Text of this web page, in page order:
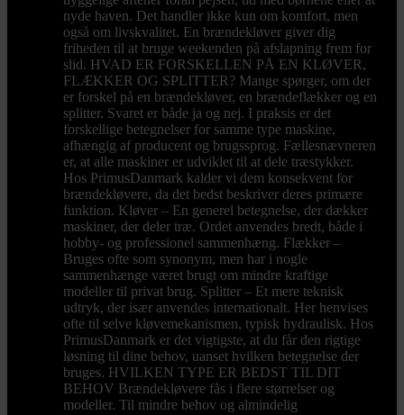
nyde haven. Det handler ikke kun om komfort, men
også om livskvalitet. En brændekløver giver dig
friheden til at bruge weekenden på afslapning frem for
slid. HVAD ER FORSKELLEN PÅ EN KLØVER,
FLÆKKER OG SPLITTER? Mange spørger, om der
er forskel på en brændekløver, en brændeflækker og en
splitter. Svaret er både ja og nej. I praksis er det
forskellige betegnelser for samme type maskine,
afhængig af producent og brugssprog. Fællesnævneren
er, at alle maskiner er udviklet til at dele træstykker.
Hos PrimusDanmark kalder vi dem konsekvent for
brændekløvere, da det bedst beskriver deres primære
funktion. Kløver – En generel betegnelse, der dækker
maskiner, der deler træ. Ordet anvendes bredt, både i
hobby- og professionel sammenhæng. Flækker –
Bruges ofte som synonym, men har i nogle
sammenhænge været brugt om mindre kraftige
modeller til privat brug. Splitter – Et mere teknisk
udtryk, der især anvendes internationalt. Her henvises
ofte til selve kløvemekanismen, typisk hydraulisk. Hos
PrimusDanmark er det vigtigste, at du får den rigtige
løsning til dine behov, uanset hvilken betegnelse der
bruges. HVILKEN TYPE ER BEDST TIL DIT
BEHOV Brændekløvere fås i flere størrelser og
modeller. Til mindre behov og almindelig